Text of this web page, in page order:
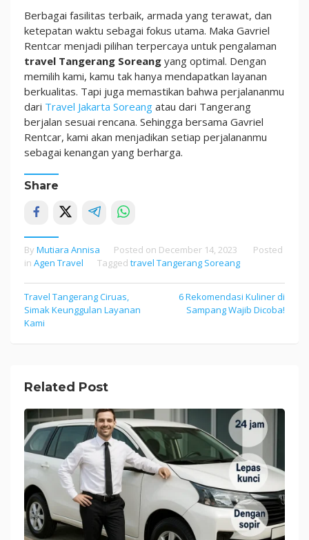
Berbagai fasilitas terbaik, armada yang terawat, dan
ketepatan waktu sebagai fokus utama. Maka Gavriel
Rentcar menjadi pilihan terpercaya untuk pengalaman
travel Tangerang Soreang yang optimal. Dengan
memilih kami, kamu tak hanya mendapatkan layanan
berkualitas. Tapi juga memastikan bahwa perjalananmu
dari Travel Jakarta Soreang atau dari Tangerang
berjalan sesuai rencana. Sehingga bersama Gavriel
Rentcar, kami akan menjadikan setiap perjalananmu
sebagai kenangan yang berharga.
Share
By Mutiara Annisa Posted on December 14, 2023
Posted
in Agen Travel Tagged travel Tangerang Soreang
Post
navigation
Travel Tangerang Ciruas,
Simak Keunggulan Layanan
Kami
6 Rekomendasi Kuliner di
Sampang Wajib Dicoba!
Related Post